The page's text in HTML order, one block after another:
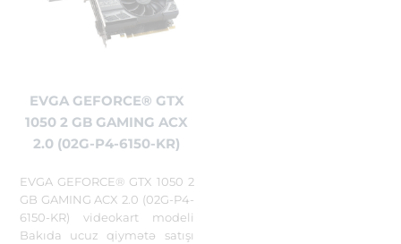
EVGA GEFORCE® GTX
1050 2 GB GAMING ACX
2.0 (02G-P4-6150-KR)
EVGA GEFORCE® GTX 1050 2
GB GAMING ACX 2.0 (02G-P4-
6150-KR) videokart modeli
Bakıda ucuz qiymətə satışı